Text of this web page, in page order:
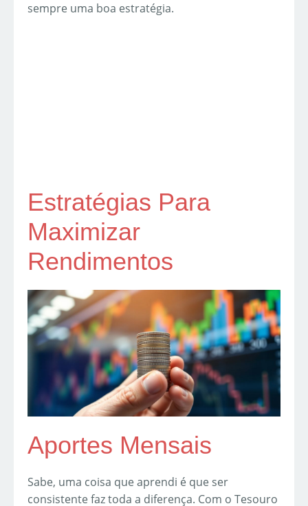
sempre uma boa estratégia.
Estratégias Para
Maximizar
Rendimentos
Aportes Mensais
Sabe, uma coisa que aprendi é que ser
consistente faz toda a diferença. Com o Tesouro